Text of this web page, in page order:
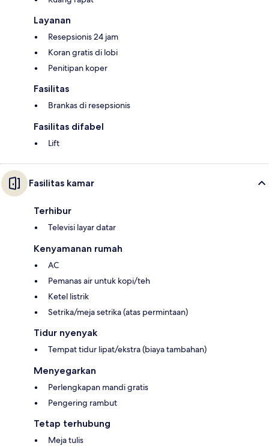
Layanan
Resepsionis 24 jam
Koran gratis di lobi
Penitipan koper
Fasilitas
Brankas di resepsionis
Fasilitas difabel
Lift
Fasilitas kamar
Terhibur
Televisi layar datar
Kenyamanan rumah
AC
Pemanas air untuk kopi/teh
Ketel listrik
Setrika/meja setrika (atas permintaan)
Tidur nyenyak
Tempat tidur lipat/ekstra (biaya tambahan)
Menyegarkan
Perlengkapan mandi gratis
Pengering rambut
Tetap terhubung
Meja tulis